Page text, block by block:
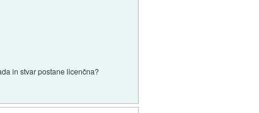
in stvar postane licenčna?